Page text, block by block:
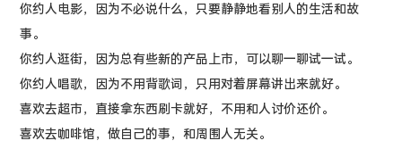
你约人电影，因为不必说什么，只要静静地看别人的生活和故
事。
你约人逛街，因为总有些新的产品上市，可以聊一聊试一试。
你约人唱歌，因为不用背歌词，只用对着屏幕讲出来就好。
喜欢去超市，直接拿东西刷卡就好，不用和人讨价还价。
喜欢去咖啡馆，做自己的事，和周围人无关。